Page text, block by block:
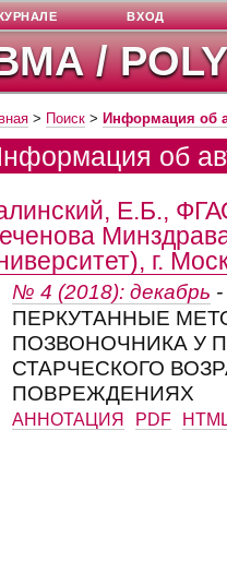
/
ВХОД
> Поиск > Информация об
об
Е.Б.,
г.
№ 4 (2018): декабрь
ПЕРКУТАННЫЕ
ПОЗВОНОЧНИКА У
СТАРЧЕСКОГО
ПОВРЕЖДЕНИЯХ
АННОТАЦИЯ PDF